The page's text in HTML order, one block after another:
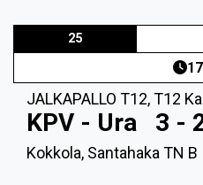
25
JALKAPALLO T12,T12
KPV - Ura 3 -
Kokkola, Santahaka TN B